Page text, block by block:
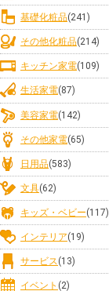
基礎化粧品(241)
その他化粧品(214)
キッチン家電(109)
生活家電(87)
美容家電(142)
その他家電(65)
日用品(583)
文具(62)
キッズ・ベビー(117)
インテリア(19)
サービス(13)
イベント (2)